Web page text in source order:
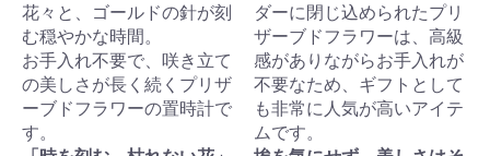
花々と、ゴールドの針が刻
む穏やかな時間。
お手入れ不要で、咲き立て
の美しさが長く続くプリザ
ーブドフラワーの置時計で
す。
ダーに閉じ込められたプリ
ザーブドフラワーは、高級
感がありながらお手入れが
不要なため、ギフトとして
も非常に人気が高いアイテ
ムです。